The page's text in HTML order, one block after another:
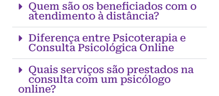
Quem são os beneficiados com o
atendimento à distância?
Diferença entre Psicoterapia e
Consulta Psicológica Online
Quais serviços são prestados na
consulta com um psicólogo
online?